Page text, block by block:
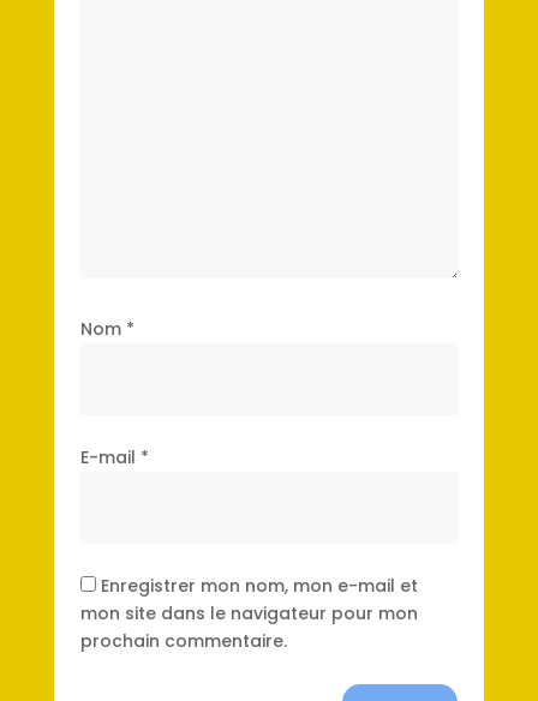
Nom *
E-mail *
Enregistrer mon nom, mon e-mail et
mon site dans le navigateur pour mon
prochain commentaire.